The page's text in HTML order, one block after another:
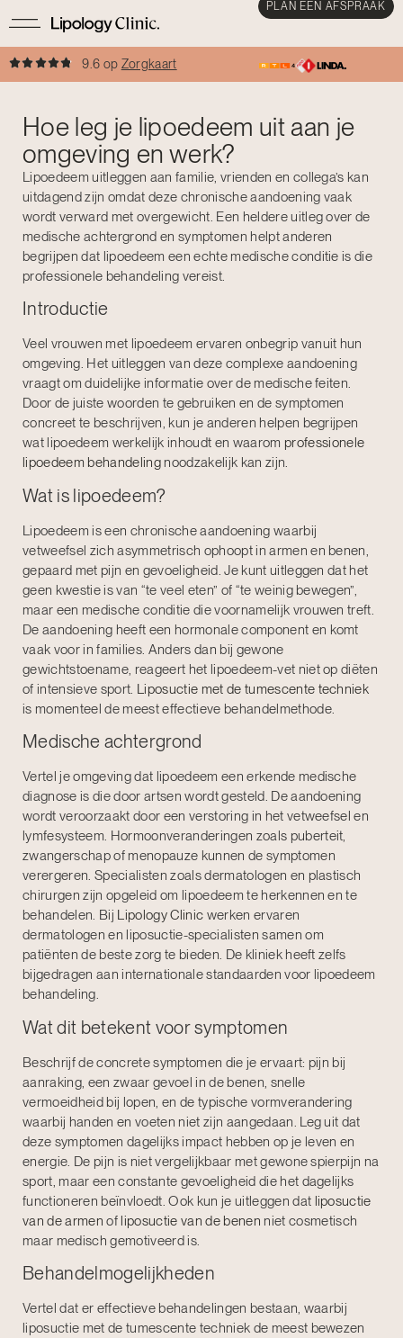
PLAN EEN AFSPRAAK
9.6 op Zorgkaart
Hoe leg je lipoedeem uit aan je
omgeving en werk?
Lipoedeem uitleggen aan familie, vrienden en collega’s kan
uitdagend zijn omdat deze chronische aandoening vaak
wordt verward met overgewicht. Een heldere uitleg over de
medische achtergrond en symptomen helpt anderen
begrijpen dat lipoedeem een echte medische conditie is die
professionele behandeling vereist.
Introductie
Veel vrouwen met lipoedeem ervaren onbegrip vanuit hun
omgeving. Het uitleggen van deze complexe aandoening
vraagt om duidelijke informatie over de medische feiten.
Door de juiste woorden te gebruiken en de symptomen
concreet te beschrijven, kun je anderen helpen begrijpen
wat lipoedeem werkelijk inhoudt en waarom professionele
lipoedeem behandelingnoodzakelijk kan zijn.
Wat is lipoedeem?
Lipoedeem is een chronische aandoening waarbij
vetweefsel zich asymmetrisch ophoopt in armen en benen,
gepaard met pijn en gevoeligheid. Je kunt uitleggen dat het
geen kwestie is van “te veel eten” of “te weinig bewegen”,
maar een medische conditie die voornamelijk vrouwen treft.
De aandoening heeft een hormonale component en komt
vaak voor in families. Anders dan bij gewone
gewichtstoename, reageert het lipoedeem-vet niet op diëten
of intensieve sport. Liposuctie met de tumescente techniek
is momenteel de meest effectieve behandelmethode.
Medische achtergrond
Vertel je omgeving dat lipoedeem een erkende medische
diagnose is die door artsen wordt gesteld. De aandoening
wordt veroorzaakt door een verstoring in het vetweefsel en
lymfesysteem. Hormoonveranderingen zoals puberteit,
zwangerschap of menopauze kunnen de symptomen
verergeren. Specialisten zoals dermatologen en plastisch
chirurgen zijn opgeleid om lipoedeem te herkennen en te
behandelen. Bij Lipology Clinic werken ervaren
dermatologen en liposuctie-specialisten samen om
patiënten de beste zorg te bieden. De kliniek heeft zelfs
bijgedragen aan internationale standaarden voor lipoedeem
behandeling.
Wat dit betekent voor symptomen
Beschrijf de concrete symptomen die je ervaart: pijn bij
aanraking, een zwaar gevoel in de benen, snelle
vermoeidheid bij lopen, en de typische vormverandering
waarbij handen en voeten niet zijn aangedaan. Leg uit dat
deze symptomen dagelijks impact hebben op je leven en
energie. De pijn is niet vergelijkbaar met gewone spierpijn na
sport, maar een constante gevoeligheid die het dagelijks
functioneren beïnvloedt. Ook kun je uitleggen dat liposuctie
van de armen of liposuctie van de benen niet cosmetisch
maar medisch gemotiveerd is.
Behandelmogelijkheden
Vertel dat er effectieve behandelingen bestaan, waarbij
liposuctie met de tumescente techniek de meest bewezen